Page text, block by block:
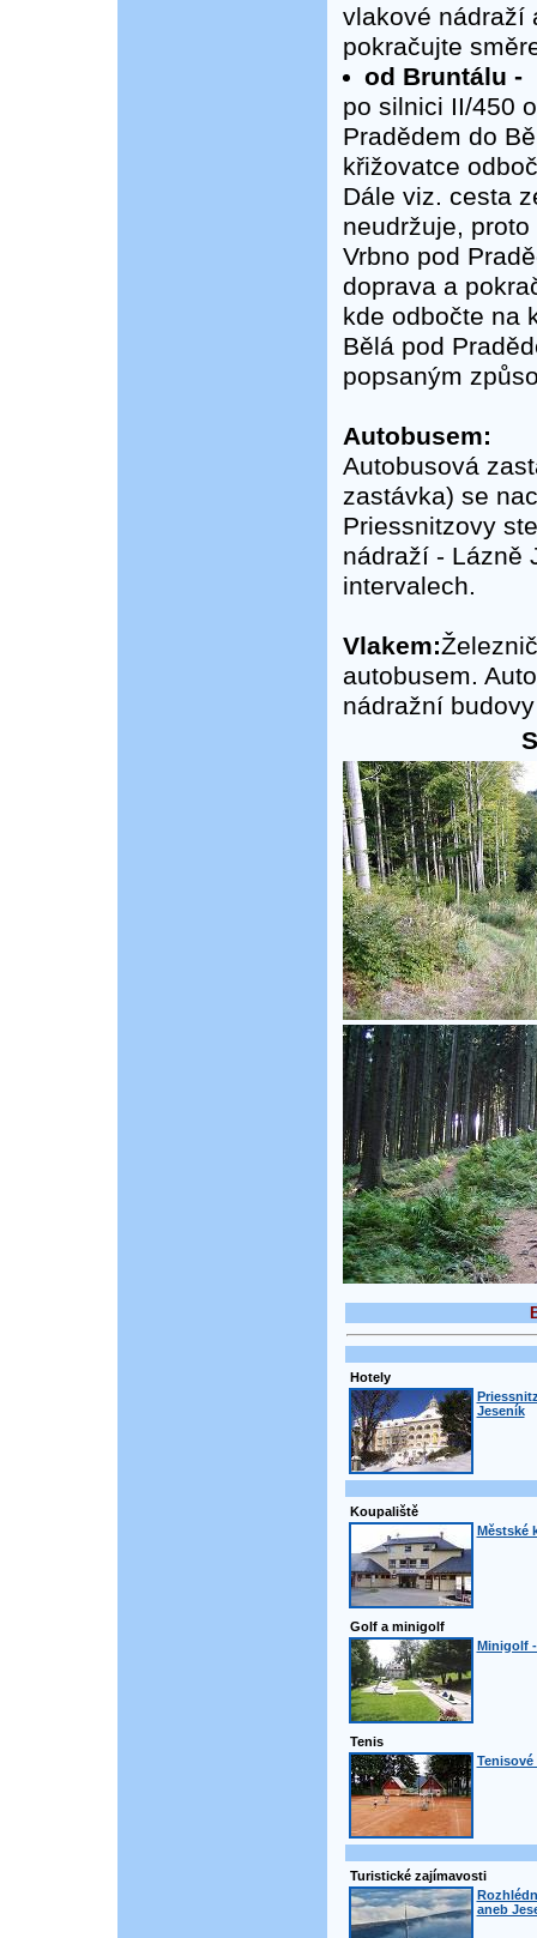
vlakové nádraží
pokračujte
od Bruntálu -
po silnici II/450
Pradědem do
křižovatce
Dále viz. cesta
neudržuje,
Vrbno pod
doprava a
kde odbočte na
Bělá pod
popsaným
Autobusem:
Autobusová
zastávka) se
Priessnitzovy
nádraží - Lázně
intervalech.
Vlakem:
autobusem.
nádražní
Hotely
Jeseník
Koupaliště
Městské
Golf a minigolf
Minigolf
Tenis
Turistické zajímavosti
aneb